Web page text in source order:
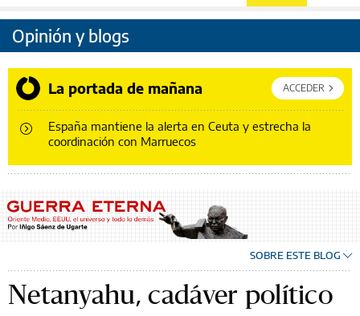
Opinión y blogs
La portada de mañana ACCEDER
España mantiene la alerta en Ceuta y estrecha la
coordinación con Marruecos
SOBRE ESTE BLOG
Netanyahu, cadáver político